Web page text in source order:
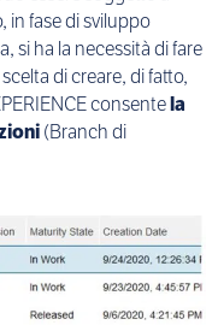
in fase di sviluppo
si ha la necessità di fare
di creare, di fatto,
consentela
(Branch di